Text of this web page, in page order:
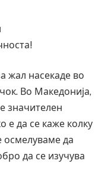
жал насекаде во
Во Македонија,
значителен
е да се каже колку
осмелуваме да
да се изучува